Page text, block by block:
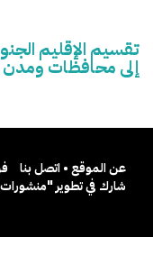
تقسيم الإقليم
إلى محافظات
عن الموقع • اتصل بنا
شارك في تطوير "منشورات